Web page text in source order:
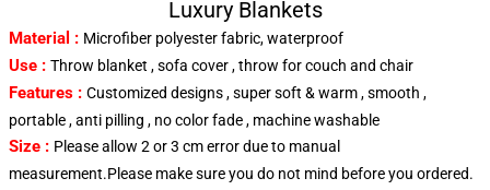
Luxury Blankets
Material : Microfiber polyester fabric, waterproof
Use : Throw blanket , sofa cover , throw for couch and chair
Features : Customized designs , super soft & warm , smooth ,
portable , anti pilling , no color fade , machine washable
Size : Please allow 2 or 3 cm error due to manual
measurement.Please make sure you do not mind before you ordered.